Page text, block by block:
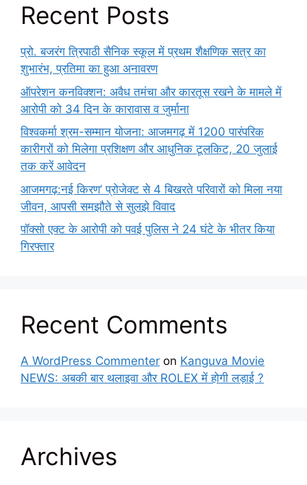
Recent Posts
प्रो. बजरंग त्रिपाठी सैनिक स्कूल में प्रथम शैक्षणिक सत्र का
शुभारंभ, प्रतिमा का हुआ अनावरण
ऑपरेशन कनविक्शन: अवैध तमंचा और कारतूस रखने के मामले में
आरोपी को 34 दिन के कारावास व जुर्माना
विश्वकर्मा श्रम-सम्मान योजना: आजमगढ़ में 1200 पारंपरिक
कारीगरों को मिलेगा प्रशिक्षण और आधुनिक टूलकिट, 20 जुलाई
तक करें आवेदन
आजमगढ़:नई किरण’ प्रोजेक्ट से 4 बिखरते परिवारों को मिला नया
जीवन, आपसी समझौते से सुलझे विवाद
पॉक्सो एक्ट के आरोपी को पवई पुलिस ने 24 घंटे के भीतर किया
गिरफ्तार
Recent Comments
A WordPress Commenter on Kanguva Movie
NEWS: अबकी बार थलाइवा और ROLEX में होगी लड़ाई ?
Archives